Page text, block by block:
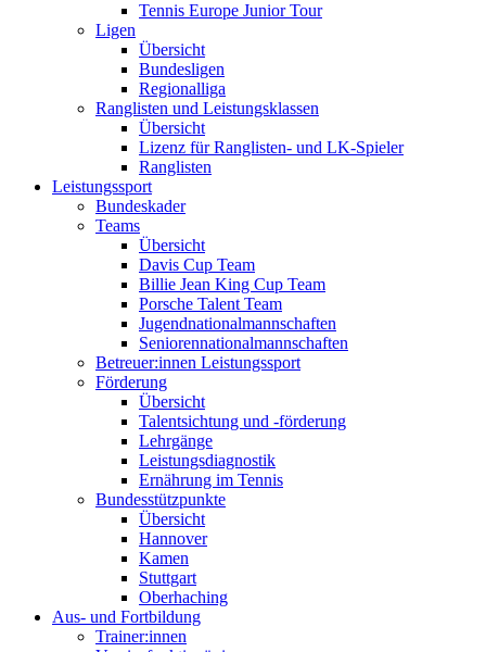
Tennis Europe Junior Tour
Ligen
Übersicht
Bundesligen
Regionalliga
Ranglisten und Leistungsklassen
Übersicht
Lizenz für Ranglisten- und LK-Spieler
Ranglisten
Leistungssport
Bundeskader
Teams
Übersicht
Davis Cup Team
Billie Jean King Cup Team
Porsche Talent Team
Jugendnationalmannschaften
Seniorennationalmannschaften
Betreuer:innen Leistungssport
Förderung
Übersicht
Talentsichtung und -förderung
Lehrgänge
Leistungsdiagnostik
Ernährung im Tennis
Bundesstützpunkte
Übersicht
Hannover
Kamen
Stuttgart
Oberhaching
Aus- und Fortbildung
Trainer:innen